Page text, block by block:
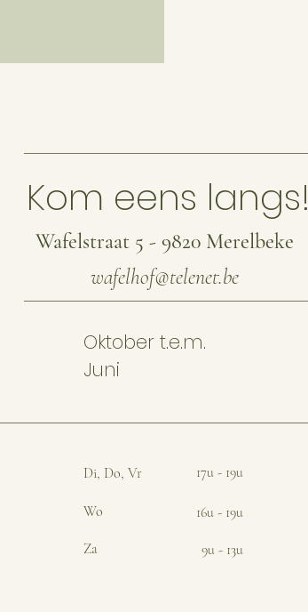
Kom eens langs!
Wafelstraat 5 - 9820 Merelbeke
wafelhof@telenet.be
Oktober t.e.m.
Juni
Di, Do, Vr 17u - 19u
Wo 16u - 19u
Za 9u - 13u